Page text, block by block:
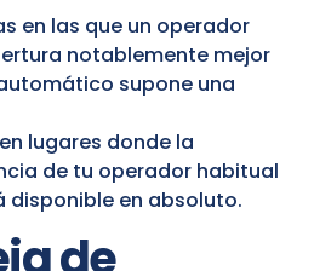
en las que un operador
notablemente mejor
supone una
lugares donde la
de tu operador habitual
disponible en absoluto.